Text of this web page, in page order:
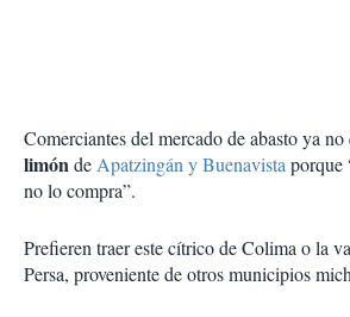
Comerciantes del mercado de abasto ya
limóndeApatzingán y Buenavistaporque
no lo compra”.
Prefieren traer este cítrico de Colima o la
Persa, proveniente de otros municipios